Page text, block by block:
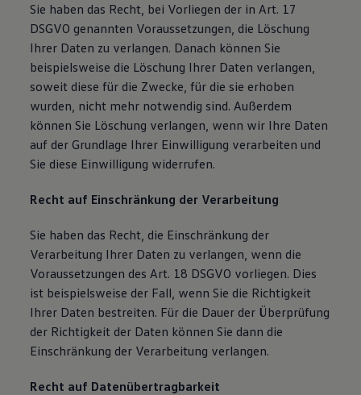
Sie haben das Recht, bei Vorliegen der in Art. 17
DSGVO genannten Voraussetzungen, die Löschung
Ihrer Daten zu verlangen. Danach können Sie
beispielsweise die Löschung Ihrer Daten verlangen,
soweit diese für die Zwecke, für die sie erhoben
wurden, nicht mehr notwendig sind. Außerdem
können Sie Löschung verlangen, wenn wir Ihre Daten
auf der Grundlage Ihrer Einwilligung verarbeiten und
Sie diese Einwilligung widerrufen.
Recht auf Einschränkung der Verarbeitung
Sie haben das Recht, die Einschränkung der
Verarbeitung Ihrer Daten zu verlangen, wenn die
Voraussetzungen des Art. 18 DSGVO vorliegen. Dies
ist beispielsweise der Fall, wenn Sie die Richtigkeit
Ihrer Daten bestreiten. Für die Dauer der Überprüfung
der Richtigkeit der Daten können Sie dann die
Einschränkung der Verarbeitung verlangen.
Recht auf Datenübertragbarkeit